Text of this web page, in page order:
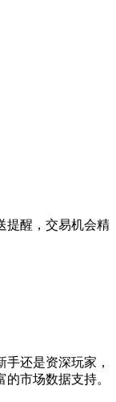
提醒，交易机会精
还是资深玩家，
市场数据支持。